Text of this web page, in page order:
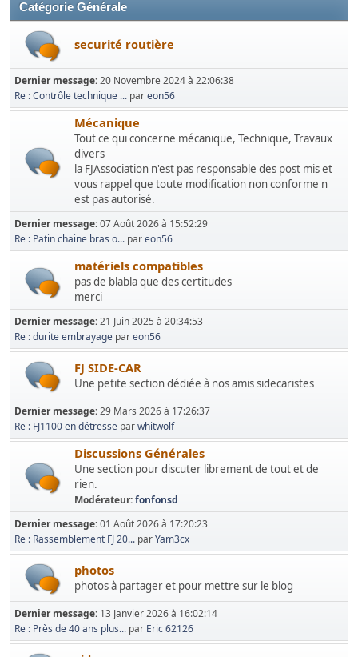
Catégorie Générale
securité routière
Dernier message:20 Novembre 2024 à 22:06:38
Re : Contrôle technique ... pareon56
Mécanique
Tout ce qui concerne mécanique, Technique, Travaux
divers
la FJAssociation n'est pas responsable des post mis et
vous rappel que toute modification non conforme n
est pas autorisé.
Dernier message:07 Août 2026 à 15:52:29
Re : Patin chaine bras o... pareon56
matériels compatibles
pas de blabla que des certitudes
merci
Dernier message:21 Juin 2025 à 20:34:53
Re : durite embrayage pareon56
FJ SIDE-CAR
Une petite section dédiée à nos amis sidecaristes
Dernier message:29 Mars 2026 à 17:26:37
Re : FJ1100 en détresse parwhitwolf
Discussions Générales
Une section pour discuter librement de tout et de
rien.
Modérateur:fonfonsd
Dernier message:01 Août 2026 à 17:20:23
Re : Rassemblement FJ 20... parYam3cx
photos
photos à partager et pour mettre sur le blog
Dernier message: 13 Janvier 2026 à 16:02:14
Re : Près de 40 ans plus... par Eric 62126